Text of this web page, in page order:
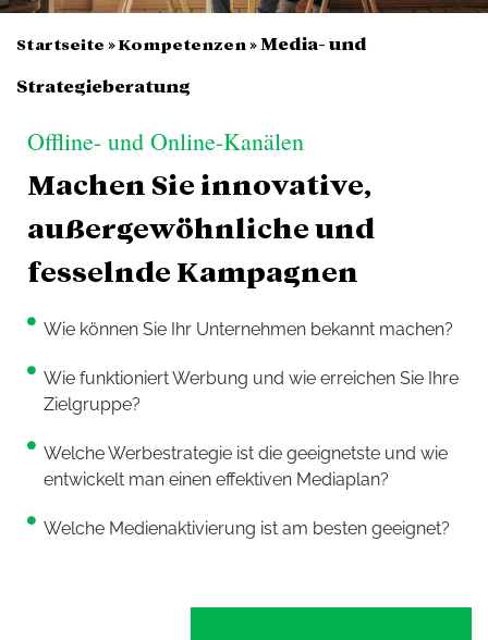
Startseite »Kompetenzen »Media- und
Strategieberatung
Offline- und Online-Kanälen
Machen Sie innovative,
außergewöhnliche und
fesselnde Kampagnen
Wie können Sie Ihr Unternehmen bekannt machen?
Wie funktioniert Werbung und wie erreichen Sie Ihre
Zielgruppe?
Welche Werbestrategie ist die geeignetste und wie
entwickelt man einen effektiven Mediaplan?
Welche Medienaktivierung ist am besten geeignet?